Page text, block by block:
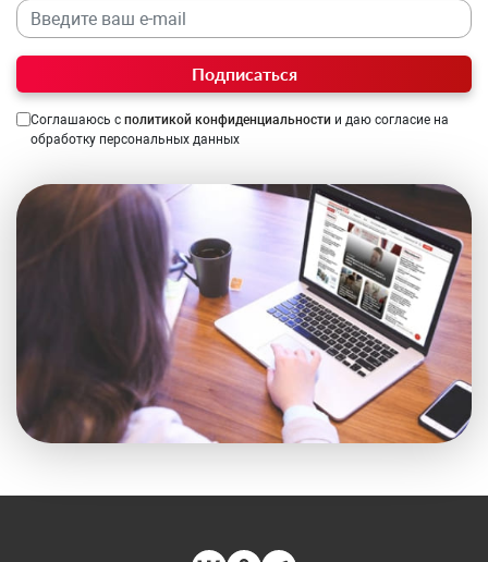
Подписаться
Соглашаюсь с политикой конфиденциальности и даю согласие на
обработку персональных данных